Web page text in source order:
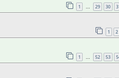
1 … 29 30
1 2
1 … 52 53